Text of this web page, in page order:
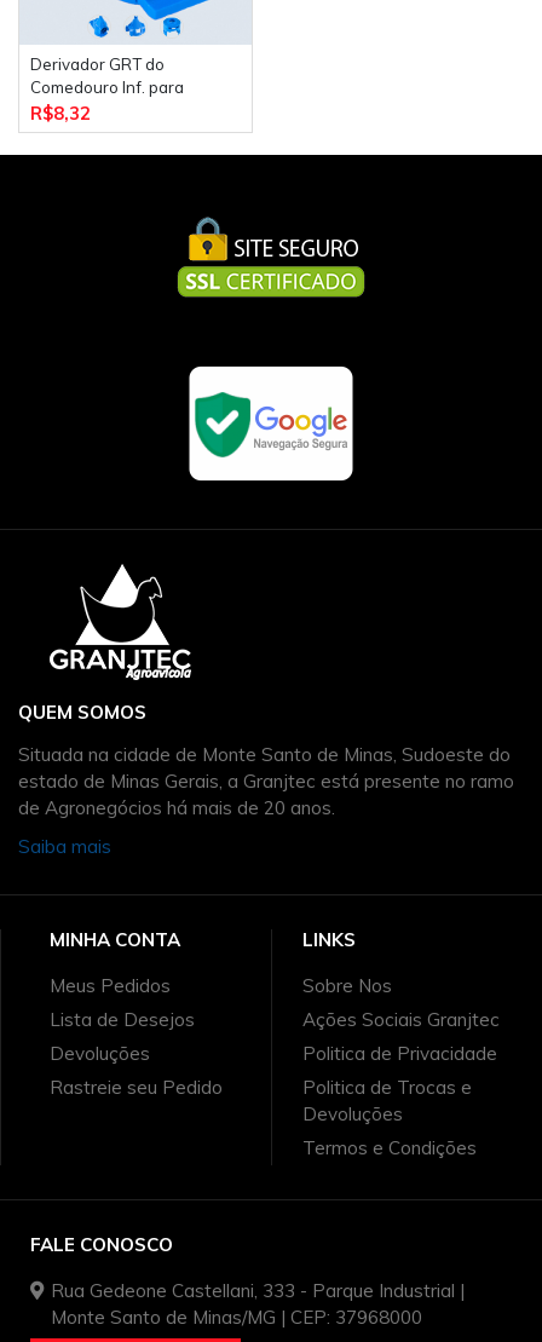
Derivador GRT do
Comedouro Inf. para
Automático
R$8,32
QUEM SOMOS
Situada na cidade de Monte Santo de Minas, Sudoeste do
estado de Minas Gerais, a Granjtec está presente no ramo
de Agronegócios há mais de 20 anos.
Saiba mais
MINHA CONTA
Meus Pedidos
Lista de Desejos
Devoluções
Rastreie seu Pedido
LINKS
Sobre Nos
Ações Sociais Granjtec
Politica de Privacidade
Politica de Trocas e
Devoluções
Termos e Condições
FALE CONOSCO
Rua Gedeone Castellani, 333 - Parque Industrial |
Monte Santo de Minas/MG | CEP: 37968000